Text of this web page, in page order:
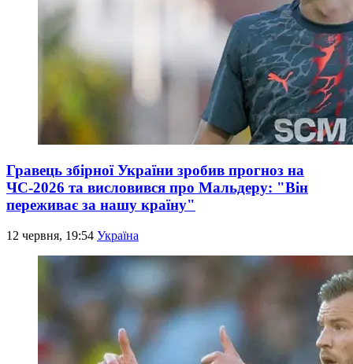
Гравець збірної України зробив прогноз на
ЧС-2026 та висловився про Мальдеру: "Він
переживає за нашу країну"
12 червня, 19:54 Україна